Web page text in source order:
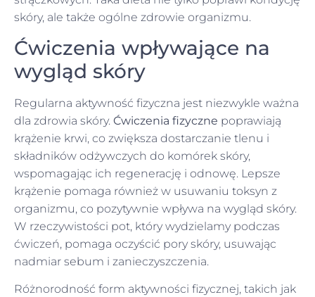
skóry, ale także ogólne zdrowie organizmu.
Ćwiczenia wpływające na
wygląd skóry
Regularna aktywność fizyczna jest niezwykle ważna
dla zdrowia skóry. Ćwiczenia fizyczne poprawiają
krążenie krwi, co zwiększa dostarczanie tlenu i
składników odżywczych do komórek skóry,
wspomagając ich regenerację i odnowę. Lepsze
krążenie pomaga również w usuwaniu toksyn z
organizmu, co pozytywnie wpływa na wygląd skóry.
W rzeczywistości pot, który wydzielamy podczas
ćwiczeń, pomaga oczyścić pory skóry, usuwając
nadmiar sebum i zanieczyszczenia.
Różnorodność form aktywności fizycznej, takich jak